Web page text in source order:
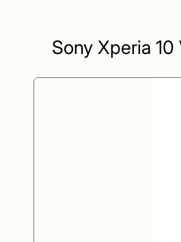
Sony Xperia 10